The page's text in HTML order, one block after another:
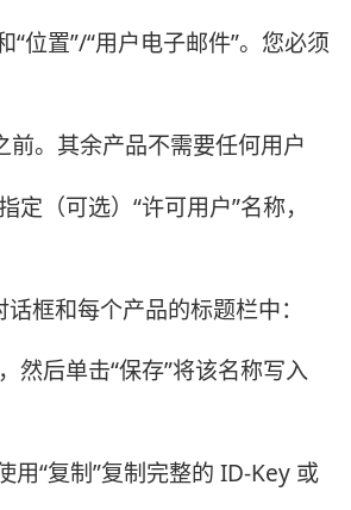
“位置”/“用户电子邮件”。您必须
前。其余产品不需要任何用户
定（可选）“许可用户”名称，
话框和每个产品的标题栏中：
然后单击“保存”将该名称写入
用“复制”复制完整的 ID-Key 或